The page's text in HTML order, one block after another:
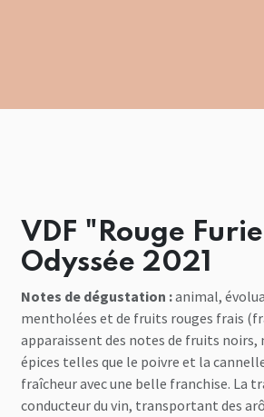
VDF "Rouge
Odyssée 2021
Notes de dégustation :animal,
mentholées et de fruits rouges frais
apparaissent des notes de fruits
épices telles que le poivre et la
fraîcheur avec une belle franchise. La
conducteur du vin, transportant des